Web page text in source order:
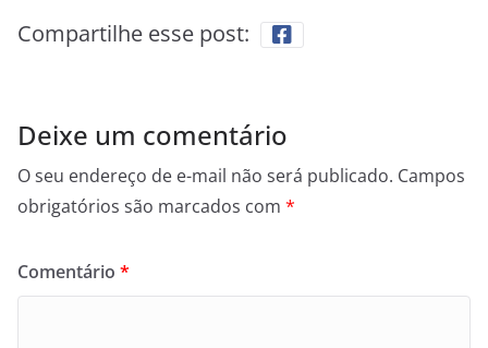
Compartilhe esse post:
Deixe um comentário
O seu endereço de e-mail não será publicado. Campos
obrigatórios são marcados com *
Comentário *